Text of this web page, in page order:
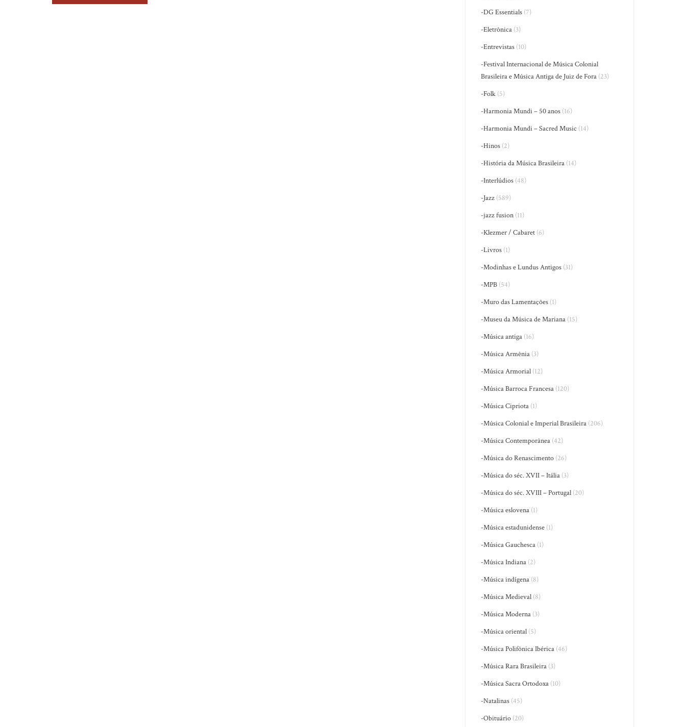
-DG Essentials (7)
-Eletrônica (3)
-Entrevistas (10)
-Festival Internacional de Música Colonial
Brasileira e Música Antiga de Juiz de Fora (23)
-Folk (5)
-Harmonia Mundi – 50 anos (16)
-Harmonia Mundi – Sacred Music (14)
-Hinos (2)
-História da Música Brasileira (14)
-Interlúdios (48)
-Jazz (589)
-jazz fusion (11)
-Klezmer / Cabaret (6)
-Livros (1)
-Modinhas e Lundus Antigos (31)
-MPB (54)
-Muro das Lamentações (1)
-Museu da Música de Mariana (15)
-Música antiga (16)
-Música Armênia (3)
-Música Armorial (12)
-Música Barroca Francesa (120)
-Música Cipriota (1)
-Música Colonial e Imperial Brasileira (206)
-Música Contemporânea (42)
-Música do Renascimento (26)
-Música do séc. XVII – Itália (3)
-Música do séc. XVIII – Portugal (20)
-Música eslovena (1)
-Música estadunidense (1)
-Música Gauchesca (1)
-Música Indiana (2)
-Música indígena (8)
-Música Medieval (8)
-Música Moderna (3)
-Música oriental (5)
-Música Polifônica Ibérica (46)
-Música Rara Brasileira (3)
-Música Sacra Ortodoxa (10)
-Natalinas (45)
-Obituário (20)